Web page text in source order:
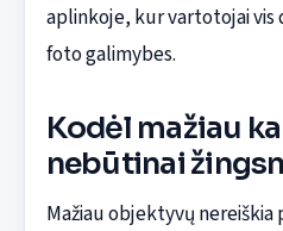
aplinkoje, kur vartotojai vis
foto galimybes.
Kodėl mažiau
nebūtinai
Mažiau objektyvų